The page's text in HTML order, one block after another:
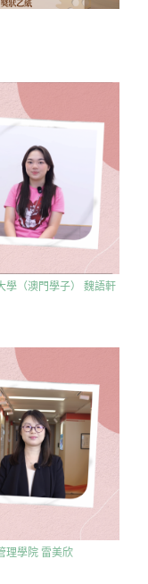
學（澳門學子） 魏語軒
理學院 雷美欣